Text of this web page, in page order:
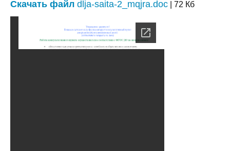
Скачать файл dlja-saita-2_mqjra.doc | 72 Кб